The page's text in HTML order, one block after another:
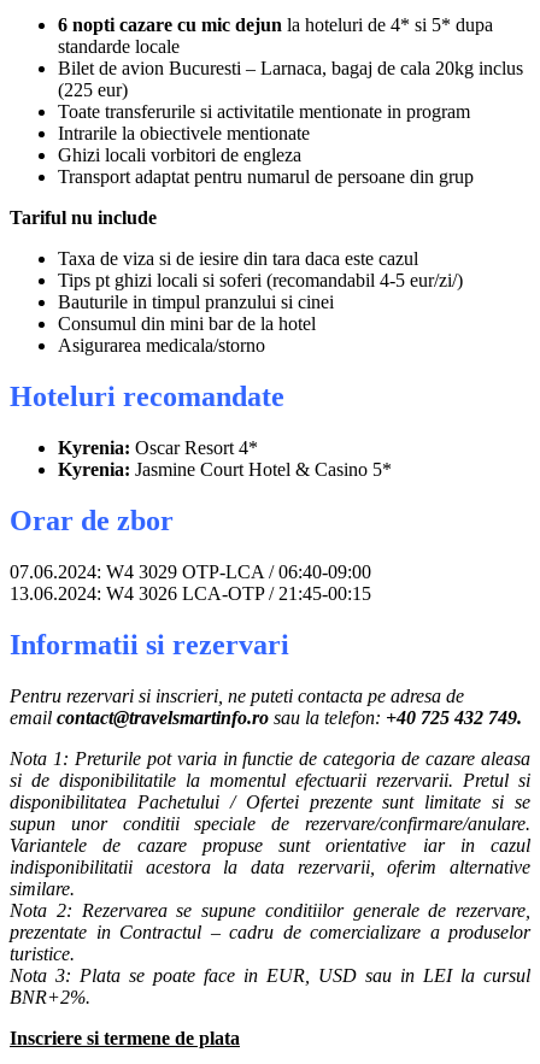
6 nopti cazare cu mic dejun la hoteluri de 4* si 5* dupa
standarde locale
Bilet de avion Bucuresti – Larnaca, bagaj de cala 20kg inclus
(225 eur)
Toate transferurile si activitatile mentionate in program
Intrarile la obiectivele mentionate
Ghizi locali vorbitori de engleza
Transport adaptat pentru numarul de persoane din grup
Tariful nu include
Taxa de viza si de iesire din tara daca este cazul
Tips pt ghizi locali si soferi (recomandabil 4-5 eur/zi/)
Bauturile in timpul pranzului si cinei
Consumul din mini bar de la hotel
Asigurarea medicala/storno
Hoteluri recomandate
Kyrenia: Oscar Resort 4*
Kyrenia: Jasmine Court Hotel & Casino 5*
Orar de zbor
07.06.2024: W4 3029 OTP-LCA / 06:40-09:00
13.06.2024: W4 3026 LCA-OTP / 21:45-00:15
Informatii si rezervari
Pentru rezervari si inscrieri, ne puteti contacta pe adresa de
email contact@travelsmartinfo.ro sau la telefon: +40 725 432 749.
Nota 1: Preturile pot varia in functie de categoria de cazare aleasa
si de disponibilitatile la momentul efectuarii rezervarii. Pretul si
disponibilitatea Pachetului / Ofertei prezente sunt limitate si se
supun unor conditii speciale de rezervare/confirmare/anulare.
Variantele de cazare propuse sunt orientative iar in cazul
indisponibilitatii acestora la data rezervarii, oferim alternative
similare.
Nota 2: Rezervarea se supune conditiilor generale de rezervare,
prezentate in Contractul – cadru de comercializare a produselor
turistice.
Nota 3: Plata se poate face in EUR, USD sau in LEI la cursul
BNR+2%.
Inscriere si termene de plata